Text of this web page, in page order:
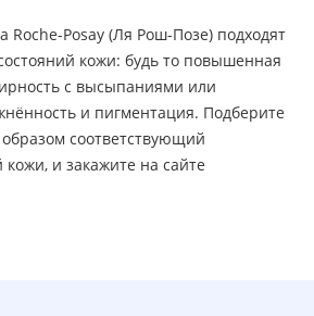
Roche-Posay (Ля Рош-Позе) подходят
кожи: будь то повышенная
с высыпаниями или
и пигментация. Подберите
соответствующий
и закажите на сайте